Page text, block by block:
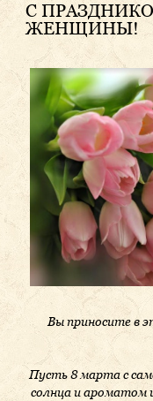
С
ЖЕНЩИНЫ!
Вы приносите в
Пусть 8 марта с
солнца и ароматом